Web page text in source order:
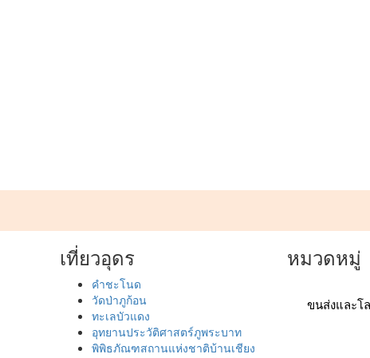
านค้า ร้านอาหาร โรงแรม คาเฟ่ บริการ และสถานที่สำคัญในจังหวัดอุดรธา
เที่ยวอุดร
คำชะโนด
วัดป่าภูก้อน
ทะเลบัวแดง
อุทยานประวัติศาสตร์ภูพระบาท
พิพิธภัณฑสถานแห่งชาติบ้านเชียง
หมวดหมู่
ขนส่งและโ